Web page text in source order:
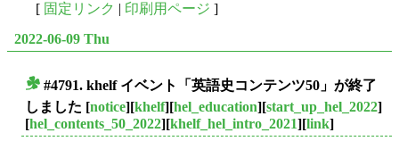
[ 固定リンク | 印刷用ページ ]
2022-06-09 Thu
#4791. khelf イベント「英語史コンテンツ50」が終了
しました [notice][khelf][hel_education][start_up_hel_2022]
[hel_contents_50_2022][khelf_hel_intro_2021][link]